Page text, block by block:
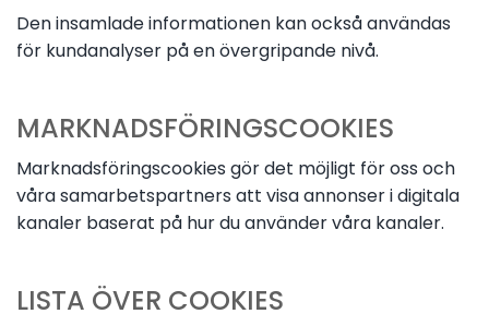
Den insamlade informationen kan också användas
för kundanalyser på en övergripande nivå.
MARKNADSFÖRINGSCOOKIES
Marknadsföringscookies gör det möjligt för oss och
våra samarbetspartners att visa annonser i digitala
kanaler baserat på hur du använder våra kanaler.
LISTA ÖVER COOKIES